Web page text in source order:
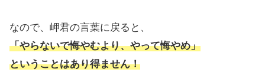
なので、岬君の言葉に戻ると、
「やらないで悔やむより、やって悔やめ」
ということはあり得ません！